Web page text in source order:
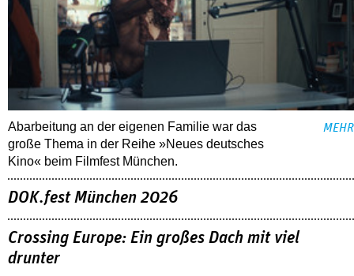
Abarbeitung an der eigenen Familie war das
große Thema in der Reihe »Neues deutsches
Kino« beim Filmfest München.
MEHR
DOK.fest München 2026
Crossing Europe: Ein großes Dach mit viel
drunter